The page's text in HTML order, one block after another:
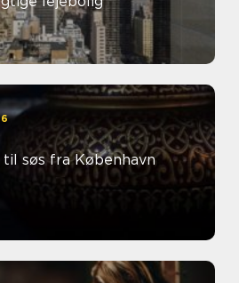
søs fra København